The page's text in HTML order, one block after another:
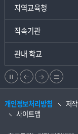
지역교육청
직속기관
관내 학교
정
지
이
전
으
로
다
음
으
리
스
트
강원교육청지부
개인정보처리방침 저
사이트맵